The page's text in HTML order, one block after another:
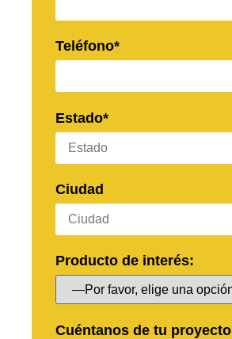
Teléfono*
Estado*
Ciudad
Producto de interés:
Cuéntanos de tu proyecto